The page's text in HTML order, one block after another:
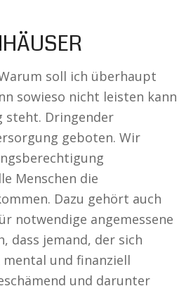
soll ich überhaupt
sowieso nicht leisten kann
steht. Dringender
geboten. Wir
Menschen die
Dazu gehört auch
notwendige angemessene
dass jemand, der sich
und finanziell
und darunter